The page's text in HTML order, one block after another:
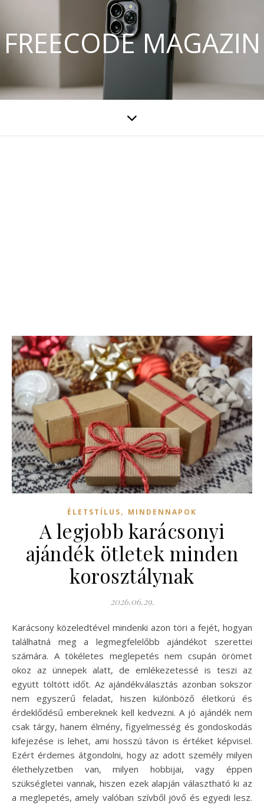
FREECODE MAGAZIN
ÉLETSTÍLUS, MINDENNAPOK
A legjobb karácsonyi
ajándék ötletek minden
korosztálynak
2026.06.29.
Karácsony közeledtével mindenki azon töri a fejét, hogyan
találhatná meg a legmegfelelőbb ajándékot szerettei
számára. A tökéletes meglepetés nem csupán örömet
okoz az ünnepek alatt, de emlékezetessé is teszi az
együtt töltött időt. Az ajándékválasztás azonban sokszor
nem egyszerű feladat, hiszen különböző életkorú és
érdeklődésű embereknek kell kedvezni. A jó ajándék nem
csak tárgy, hanem élmény, figyelmesség és gondoskodás
kifejezése is lehet, ami hosszú távon is értéket képvisel.
Ezért érdemes átgondolni, hogy az adott személy milyen
élethelyzetben van, milyen hobbijai, vagy éppen
szükségletei vannak, hiszen ezek alapján választható ki az
a meglepetés, amely valóban szívből jövő és egyedi lesz.